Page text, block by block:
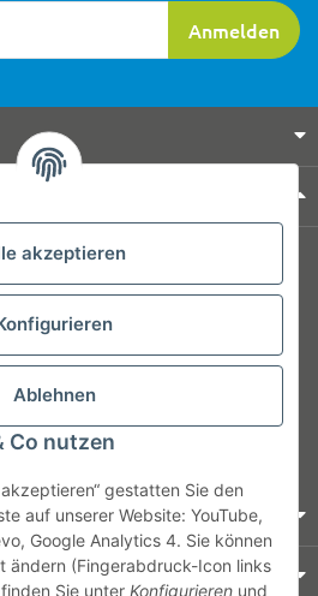
akzeptieren
Ablehnen
Co nutzen
gestatten Sie den
auf unserer Website: YouTube,
Google Analytics 4. Sie können
ändern (Fingerabdruck-Icon links
Sie unter Konfigurieren und
Anmelden